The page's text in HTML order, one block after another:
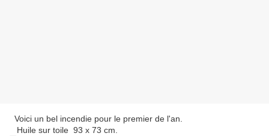
Voici un bel incendie pour le premier de l'an.
Huile sur toile 93 x 73 cm.